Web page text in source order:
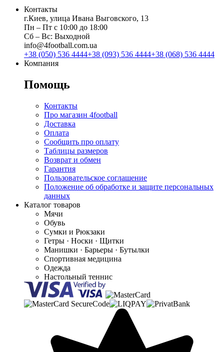
Контакты
г.Киев, улица Ивана Выговского, 13
Пн ‒ Пт с 10:00 до 18:00
Сб ‒ Вс: Выходной
info@4football.com.ua
+38 (050) 536 4444+38 (093) 536 4444+38 (068) 536 4444
Компания
Помощь
Контакты
Про магазин 4football
Доставка
Оплата
Сообщить про оплату
Таблицы размеров
Возврат и обмен
Гарантия
Пользовательское соглашение
Положение об обработке и защите персональных
данных
Каталог товаров
Мячи
Обувь
Сумки и Рюкзаки
Гетры · Носки · Щитки
Манишки · Барьеры · Бутылки
Спортивная медицина
Одежда
Настольный теннис